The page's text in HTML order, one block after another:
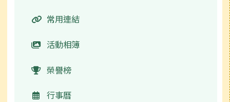
常用連結
活動相簿
榮譽榜
行事曆